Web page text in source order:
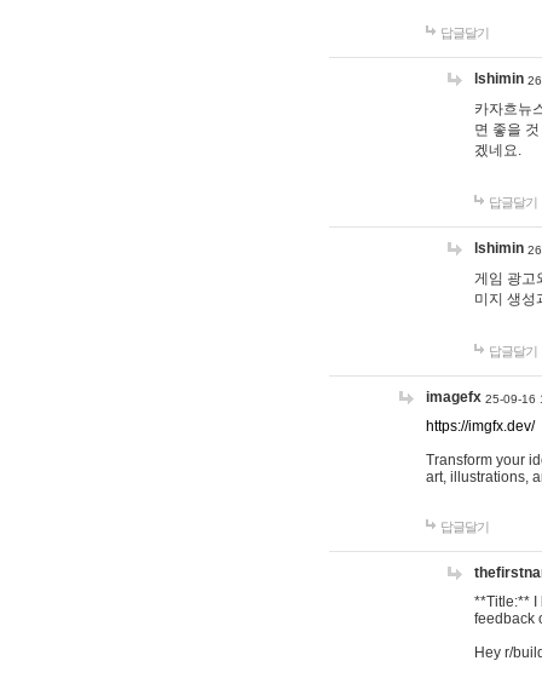
답글달기
lshimin
카자흐뉴
면 좋을
겠네요.
답글달기
lshimin
게임 광고
미지 생성
답글달기
imagefx 25-09-16
https://imgfx.dev/
Transform your
art, illustrations,
답글달기
**Title:** I
feedback
Hey r/